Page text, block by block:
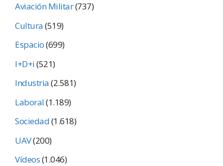
Aviación Militar(737)
Cultura(519)
Espacio(699)
I+D+i(521)
Industria(2.581)
Laboral(1.189)
Sociedad(1.618)
UAV(200)
Vídeos(1.046)